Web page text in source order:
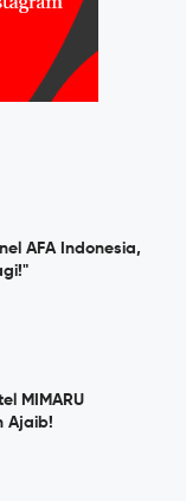
AFA Indonesia,
MIMARU
Ajaib!